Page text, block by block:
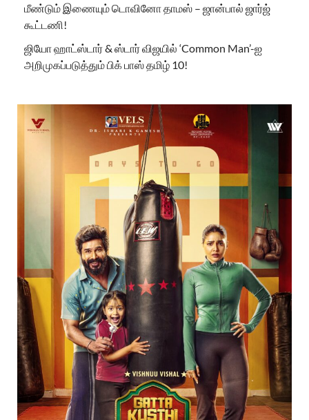
மீண்டும் இணையும் டொவினோ தாமஸ் – ஜான்பால் ஜார்ஜ்
கூட்டணி!
ஜியோ ஹாட்ஸ்டார் & ஸ்டார் விஜயில் ‘Common Man’-ஐ
அறிமுகப்படுத்தும் பிக் பாஸ் தமிழ் 10!